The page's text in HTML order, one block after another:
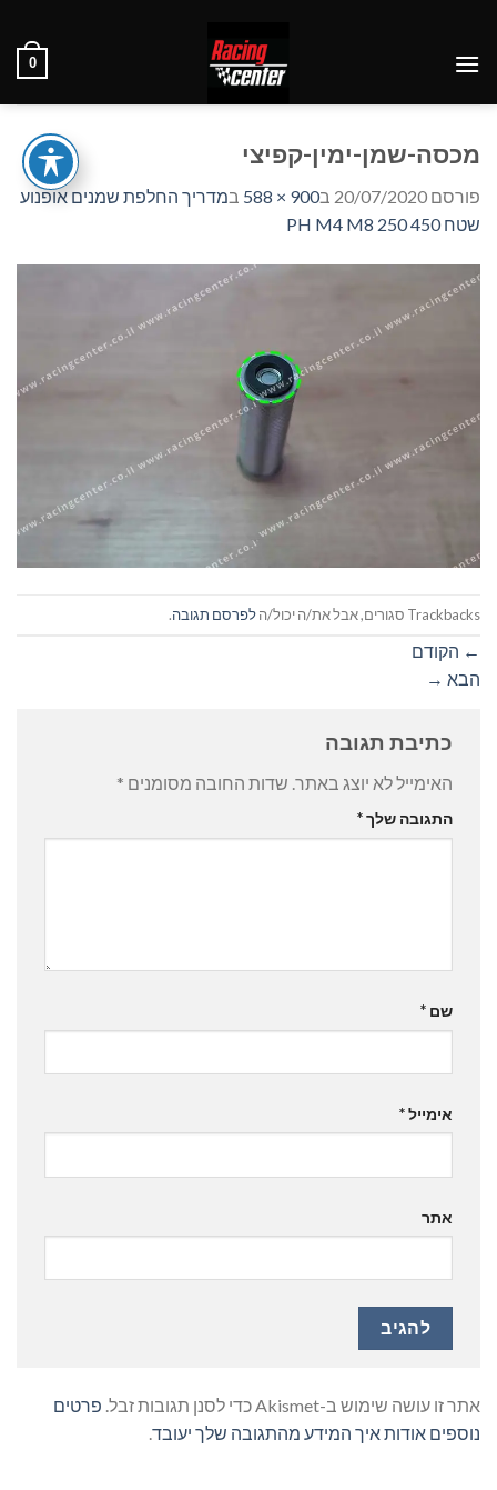
content
0
מכסה-שמן-ימין-קפיצי
פורסם 20/07/2020 ב900 × 588 במדריך החלפת שמנים אופנוע
שטח PH M4 M8 250 450
Trackbacks סגורים, אבל את/ה יכול/ה לפרסם תגובה.
← הקודם
הבא →
כתיבת תגובה
האימייל לא יוצג באתר. שדות החובה מסומנים *
התגובה שלך*
שם *
אימייל*
אתר
אתר זו עושה שימוש ב-Akismet כדי לסנן תגובות זבל.
פרטים
נוספים אודות איך המידע מהתגובה שלך יעובד